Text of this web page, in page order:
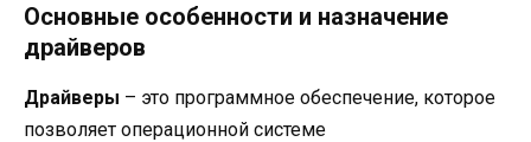
Основные особенности и назначение
драйверов
Драйверы – это программное обеспечение, которое
позволяет операционной системе